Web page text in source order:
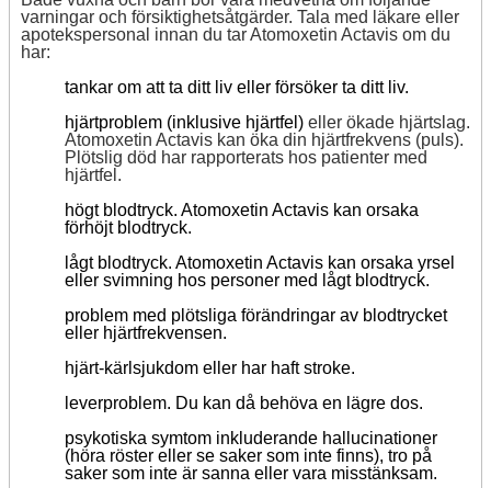
varningar och försiktighetsåtgärder. Tala med läkare eller
apotekspersonal innan du tar Atomoxetin Actavis om du
har:
tankar om att ta ditt liv eller försöker ta ditt liv.
hjärtproblem (inklusive hjärtfel) eller ökade hjärtslag.
Atomoxetin Actavis kan öka din hjärtfrekvens (puls).
Plötslig död har rapporterats hos patienter med
hjärtfel.
högt blodtryck. Atomoxetin Actavis kan orsaka
förhöjt blodtryck.
lågt blodtryck. Atomoxetin Actavis kan orsaka yrsel
eller svimning hos personer med lågt blodtryck.
problem med plötsliga förändringar av blodtrycket
eller hjärtfrekvensen.
hjärt-kärlsjukdom eller har haft stroke.
leverproblem. Du kan då behöva en lägre dos.
psykotiska symtom inkluderande hallucinationer
(höra röster eller se saker som inte finns), tro på
saker som inte är sanna eller vara misstänksam.